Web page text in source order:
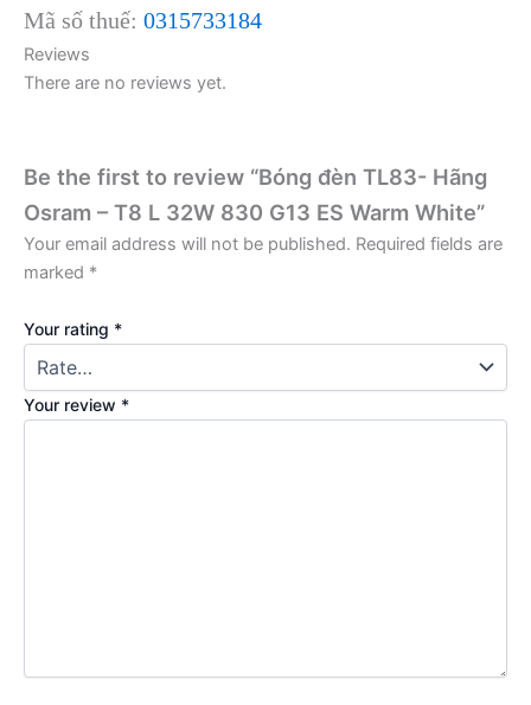
Mã số thuế: 0315733184
Reviews
There are no reviews yet.
Be the first to review “Bóng đèn TL83- Hãng
Osram – T8 L 32W 830 G13 ES Warm White”
Your email address will not be published. Required fields are
marked *
Your rating *
Your review *